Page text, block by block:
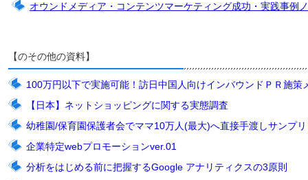
オウンドメディア・コンテンツマーケティング成功・実践事例
【のその他の資料】
100万円以下で実施可能！訪日中国人向けインバウンドＰＲ施策
【日本】ネットショッピングに関する実態調査
幼稚園/保育園保護者会でママ10万人(最大)へ直接手渡しサンプ
企業特定webプロモーションver.01
分析をはじめる前に把握するGoogle アナリティクスの3原則